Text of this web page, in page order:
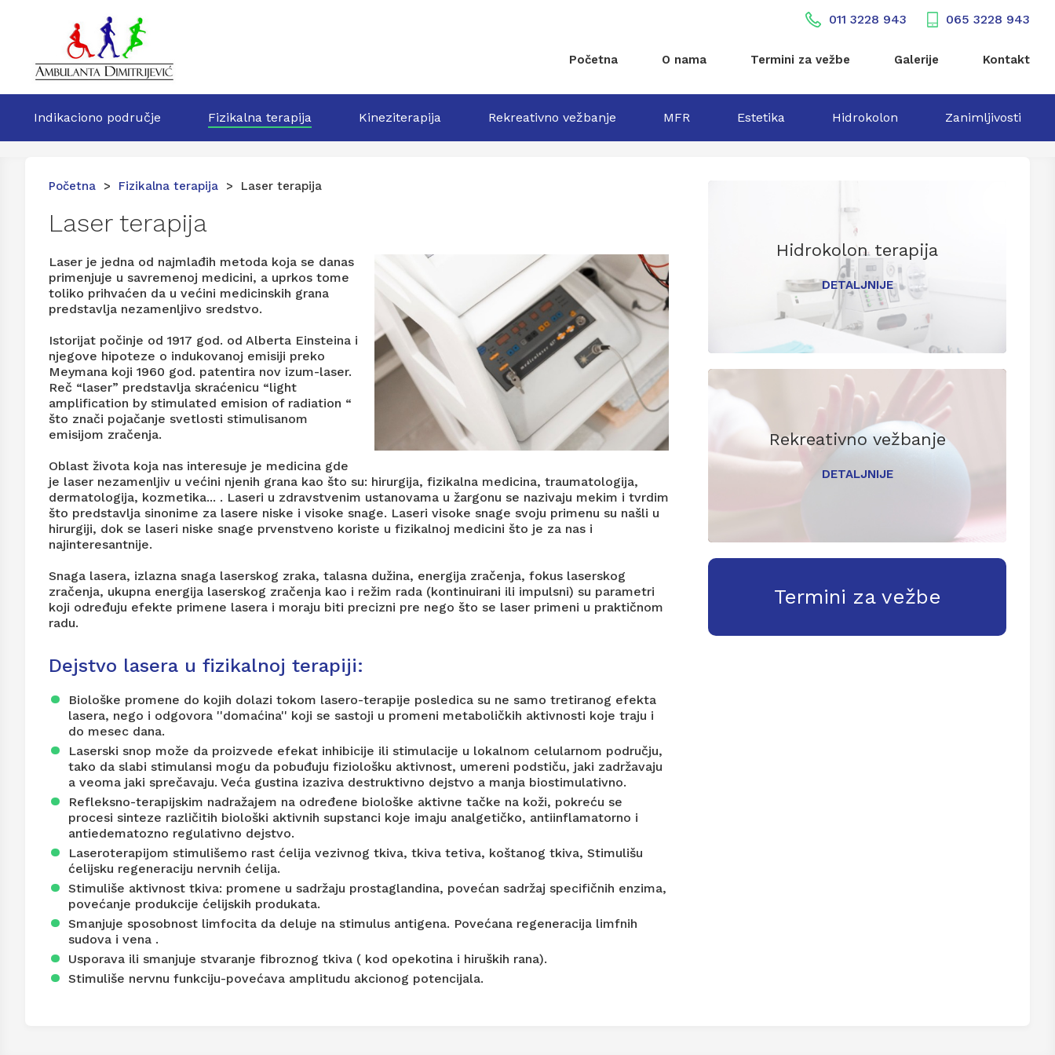
011 3228 943 065 3228 943
Početna O nama Termini za vežbe Galerije Kontakt
Indikaciono područje Fizikalna terapija Kineziterapija Rekreativno vežbanje MFR Estetika Hidrokolon Zanimljivosti
Početna > Fizikalna terapija > Laser terapija
Laser terapija
Laser je jedna od najmlađih metoda koja se danas
primenjuje u savremenoj medicini, a uprkos tome
toliko prihvaćen da u većini medicinskih grana
predstavlja nezamenljivo sredstvo.
Istorijat počinje od 1917 god. od Alberta Einsteina i
njegove hipoteze o indukovanoj emisiji preko
Meymana koji 1960 god. patentira nov izum-laser.
Reč “laser” predstavlja skraćenicu “light
amplification by stimulated emision of radiation “
što znači pojačanje svetlosti stimulisanom
emisijom zračenja.
Oblast života koja nas interesuje je medicina gde
je laser nezamenljiv u većini njenih grana kao što su: hirurgija, fizikalna medicina, traumatologija,
dermatologija, kozmetika... . Laseri u zdravstvenim ustanovama u žargonu se nazivaju mekim i tvrdim
što predstavlja sinonime za lasere niske i visoke snage. Laseri visoke snage svoju primenu su našli u
hirurgiji, dok se laseri niske snage prvenstveno koriste u fizikalnoj medicini što je za nas i
najinteresantnije.
Snaga lasera, izlazna snaga laserskog zraka, talasna dužina, energija zračenja, fokus laserskog
zračenja, ukupna energija laserskog zračenja kao i režim rada (kontinuirani ili impulsni) su parametri
koji određuju efekte primene lasera i moraju biti precizni pre nego što se laser primeni u praktičnom
radu.
Dejstvo lasera u fizikalnoj terapiji:
Biološke promene do kojih dolazi tokom lasero-terapije posledica su ne samo tretiranog efekta
lasera, nego i odgovora ''domaćina'' koji se sastoji u promeni metaboličkih aktivnosti koje traju i
do mesec dana.
Laserski snop može da proizvede efekat inhibicije ili stimulacije u lokalnom celularnom području,
tako da slabi stimulansi mogu da pobuđuju fiziološku aktivnost, umereni podstiču, jaki zadržavaju
a veoma jaki sprečavaju. Veća gustina izaziva destruktivno dejstvo a manja biostimulativno.
Refleksno-terapijskim nadražajem na određene biološke aktivne tačke na koži, pokreću se
procesi sinteze različitih biološki aktivnih supstanci koje imaju analgetičko, antiinflamatorno i
antiedematozno regulativno dejstvo.
Laseroterapijom stimulišemo rast ćelija vezivnog tkiva, tkiva tetiva, koštanog tkiva, Stimulišu
ćelijsku regeneraciju nervnih ćelija.
Stimuliše aktivnost tkiva: promene u sadržaju prostaglandina, povećan sadržaj specifičnih enzima,
povećanje produkcije ćelijskih produkata.
Smanjuje sposobnost limfocita da deluje na stimulus antigena. Povećana regeneracija limfnih
sudova i vena .
Usporava ili smanjuje stvaranje fibroznog tkiva ( kod opekotina i hiruških rana).
Stimuliše nervnu funkciju-povećava amplitudu akcionog potencijala.
Hidrokolon terapija
DETALJNIJE
Rekreativno vežbanje
DETALJNIJE
Termini za vežbe